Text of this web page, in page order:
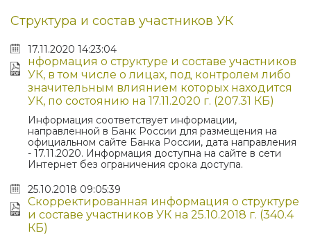
Структура и состав участников УК
17.11.2020 14:23:04
нформация о структуре и составе участников
УК, в том числе о лицах, под контролем либо
значительным влиянием которых находится
УК, по состоянию на 17.11.2020 г. (207.31 КБ)
Информация соответствует информации,
направленной в Банк России для размещения на
официальном сайте Банка России, дата направления
- 17.11.2020. Информация доступна на сайте в сети
Интернет без ограничения срока доступа.
25.10.2018 09:05:39
Скорректированная информация о структуре
и составе участников УК на 25.10.2018 г. (340.4
КБ)